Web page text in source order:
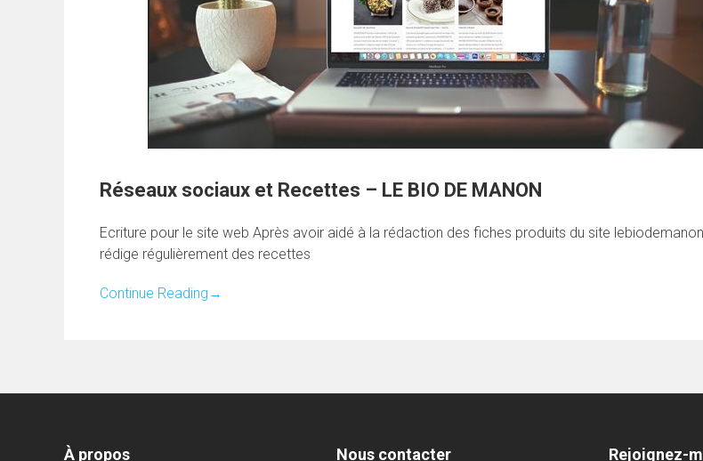
Réseaux sociaux et Recettes – LE BIO DE MANON
Ecriture pour le site web Après avoir aidé à la rédaction des fiches produits du site
rédige régulièrement des recettes
Continue Reading →
À propos Nous contacter Rejoignez-